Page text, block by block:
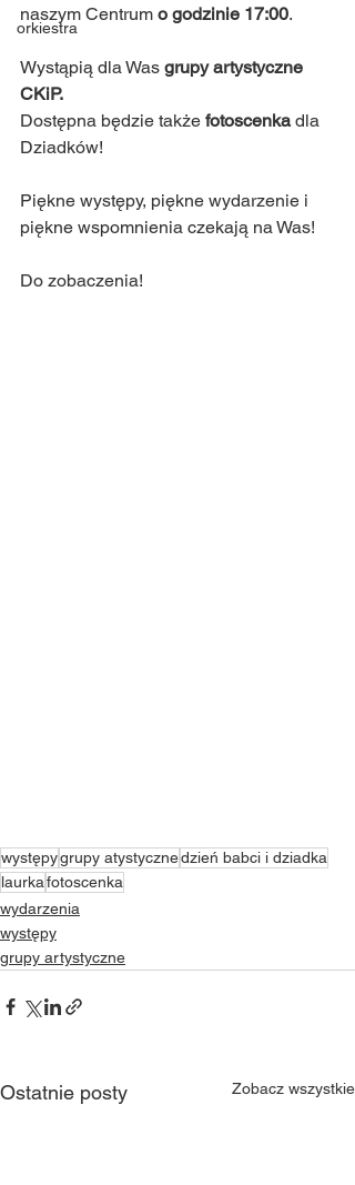
orkiestra
naszym Centrum o godzinie 17:00.
Wystąpią dla Was grupy artystyczne
CKiP.
Dostępna będzie także fotoscenka dla
Dziadków!
Piękne występy, piękne wydarzenie i
piękne wspomnienia czekają na Was!
Do zobaczenia!
występygrupy atystycznedzień babci i dziadka
laurkafotoscenka
wydarzenia
występy
grupy artystyczne
Ostatnie posty Zobacz wszystkie